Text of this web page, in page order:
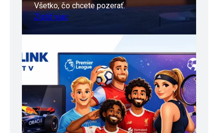
Všetko, čo chcete pozerať.
Zistiť viac